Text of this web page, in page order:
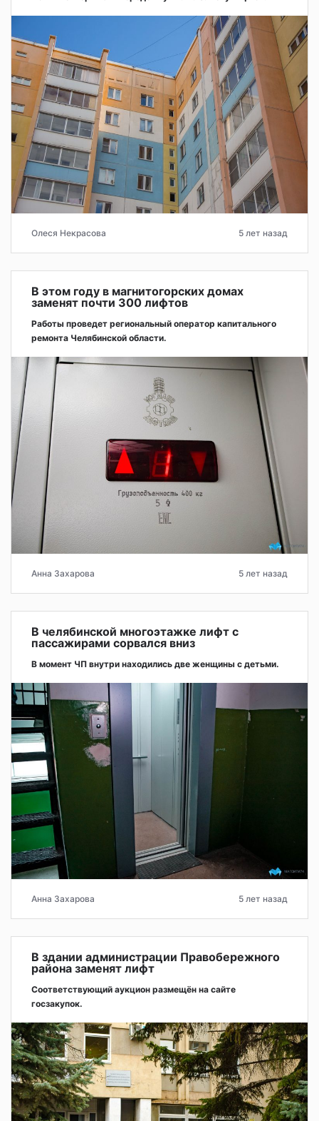
Олеся Некрасова 5 лет назад
В этом году в магнитогорских домах
заменят почти 300 лифтов
Работы проведет региональный оператор капитального
ремонта Челябинской области.
Анна Захарова 5 лет назад
В челябинской многоэтажке лифт с
пассажирами сорвался вниз
В момент ЧП внутри находились две женщины с детьми.
Анна Захарова 5 лет назад
В здании администрации Правобережного
района заменят лифт
Соответствующий аукцион размещён на сайте
госзакупок.